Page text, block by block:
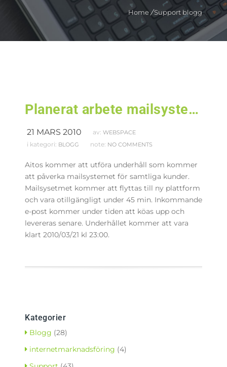
Home /Support blogg
Planerat arbete mailsystemet
21 MARS 2010 av: WEBSPACE
i kategori: BLOGG note: NO COMMENTS
Aitos kommer att utföra underhåll som kommer
att påverka mailsystemet för samtliga kunder.
Mailsysetmet kommer att flyttas till ny plattform
och vara otillgängligt under 45 min. Inkommande
e-post kommer under tiden att köas upp och
levereras senare. Underhållet kommer att vara
klart 2010/03/21 kl 23:00.
Kategorier
Blogg (28)
internetmarknadsföring (4)